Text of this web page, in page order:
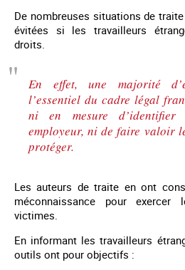
De nombreuses situations de
évitées si les travailleurs
droits.
En effet, une majorité
l’essentiel du cadre légal
ni en mesure
employeur, ni de faire valoir
protéger.
Les auteurs de traite en ont
méconnaissance pour
victimes.
En informant les travailleurs
outils ont pour objectifs :